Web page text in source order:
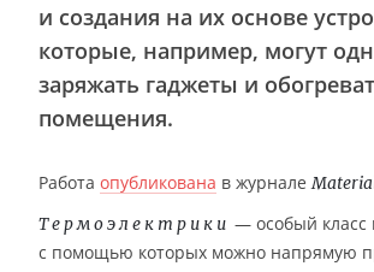
и создания на их основе
которые, например, могут
заряжать гаджеты и
помещения.
Работа опубликована в журнале
Термоэлектрики — особый класс
с помощью которых можно напрямую